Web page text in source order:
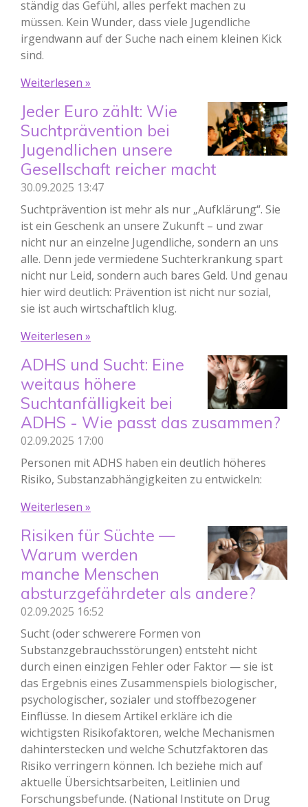
ständig das Gefühl, alles perfekt machen zu
müssen. Kein Wunder, dass viele Jugendliche
irgendwann auf der Suche nach einem kleinen Kick
sind.
Weiterlesen »
Jeder Euro zählt: Wie
Suchtprävention bei
Jugendlichen unsere
Gesellschaft reicher macht
30.09.2025 13:47
Suchtprävention ist mehr als nur „Aufklärung“. Sie
ist ein Geschenk an unsere Zukunft – und zwar
nicht nur an einzelne Jugendliche, sondern an uns
alle. Denn jede vermiedene Suchterkrankung spart
nicht nur Leid, sondern auch bares Geld. Und genau
hier wird deutlich: Prävention ist nicht nur sozial,
sie ist auch wirtschaftlich klug.
Weiterlesen »
ADHS und Sucht: Eine
weitaus höhere
Suchtanfälligkeit bei
ADHS - Wie passt das zusammen?
02.09.2025 17:00
Personen mit ADHS haben ein deutlich höheres
Risiko, Substanzabhängigkeiten zu entwickeln:
Weiterlesen »
Risiken für Süchte —
Warum werden
manche Menschen
absturzgefährdeter als andere?
02.09.2025 16:52
Sucht (oder schwerere Formen von
Substanzgebrauchsstörungen) entsteht nicht
durch einen einzigen Fehler oder Faktor — sie ist
das Ergebnis eines Zusammenspiels biologischer,
psychologischer, sozialer und stoffbezogener
Einflüsse. In diesem Artikel erkläre ich die
wichtigsten Risikofaktoren, welche Mechanismen
dahinterstecken und welche Schutzfaktoren das
Risiko verringern können. Ich beziehe mich auf
aktuelle Übersichtsarbeiten, Leitlinien und
Forschungsbefunde. (National Institute on Drug